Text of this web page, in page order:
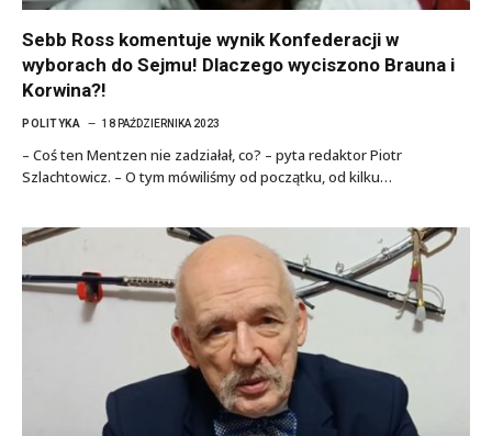
Sebb Ross komentuje wynik Konfederacji w
wyborach do Sejmu! Dlaczego wyciszono Brauna i
Korwina?!
POLITYKA 18 PAŹDZIERNIKA 2023
– Coś ten Mentzen nie zadziałał, co? – pyta redaktor Piotr
Szlachtowicz. – O tym mówiliśmy od początku, od kilku…